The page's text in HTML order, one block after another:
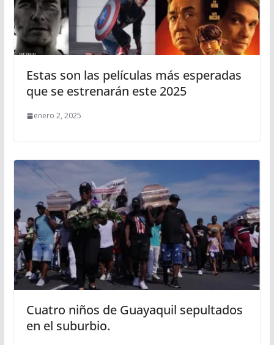
Estas son las películas más esperadas
que se estrenarán este 2025
enero 2, 2025
Cuatro niños de Guayaquil sepultados
en el suburbio.